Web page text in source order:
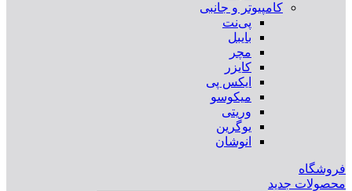
کامپیوتر و جانبی
پی‌نت
بایبل
مچر
کایزر
ایکس پی
میکوسو
وریتی
یوگرین
انوشان
فروشگاه
محصولات جدید